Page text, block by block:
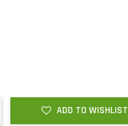
ADD TO WISHLIST